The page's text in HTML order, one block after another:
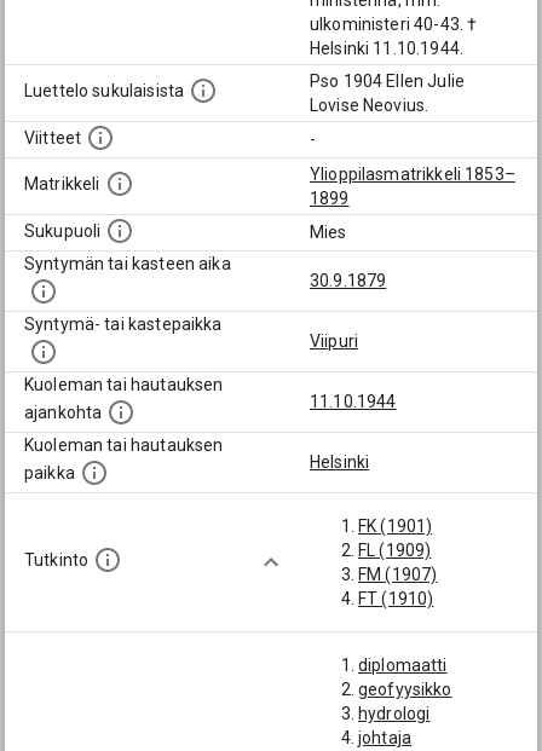
ulkoministeri 40-43. †
Helsinki 11.10.1944.
Luettelo sukulaisista
Pso 1904 Ellen Julie
Lovise Neovius.
Viitteet
-
Matrikkeli
Ylioppilasmatrikkeli 1853–
1899
Sukupuoli
Mies
Syntymän tai kasteen aika
30.9.1879
Syntymä- tai kastepaikka
Viipuri
Kuoleman tai hautauksen
ajankohta
11.10.1944
Kuoleman tai hautauksen
paikka
Helsinki
Tutkinto
FK (1901)
FL (1909)
FM (1907)
FT (1910)
diplomaatti
geofyysikko
hydrologi
johtaja